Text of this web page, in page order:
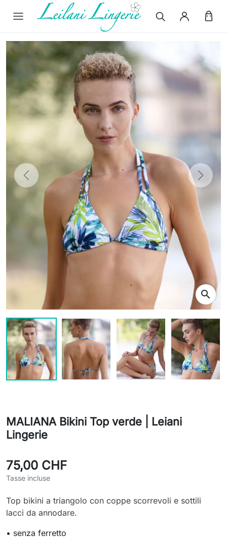
Previous Next
search
MALIANA Bikini Top verde | Leiani
Lingerie
75,00 CHF
Tasse incluse
Top bikini a triangolo con coppe scorrevoli e sottili
lacci da annodare.
• senza ferretto